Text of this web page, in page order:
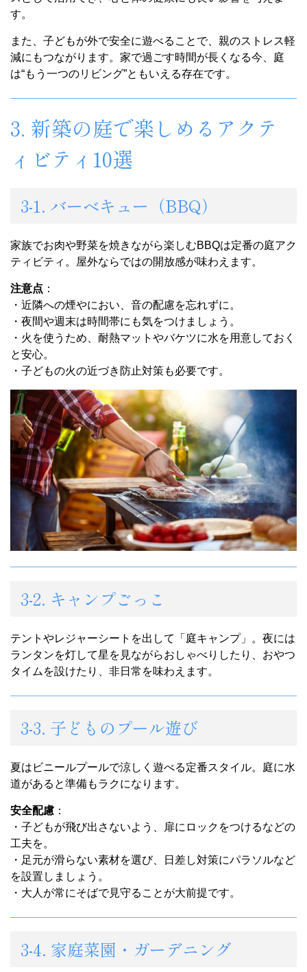
す。
また、子どもが外で安全に遊べることで、親のストレス軽
減にもつながります。家で過ごす時間が長くなる今、庭
は“もう一つのリビング”ともいえる存在です。
3. 新築の庭で楽しめるアクテ
ィビティ10選
3-1. バーベキュー（BBQ）
家族でお肉や野菜を焼きながら楽しむBBQは定番の庭アク
ティビティ。屋外ならではの開放感が味わえます。
注意点 ：
・近隣への煙やにおい、音の配慮を忘れずに。
・夜間や週末は時間帯にも気をつけましょう。
・火を使うため、耐熱マットやバケツに水を用意しておく
と安心。
・子どもの火の近づき防止対策も必要です。
3-2. キャンプごっこ
テントやレジャーシートを出して「庭キャンプ」。夜には
ランタンを灯して星を見ながらおしゃべりしたり、おやつ
タイムを設けたり、非日常を味わえます。
3-3. 子どものプール遊び
夏はビニールプールで涼しく遊べる定番スタイル。庭に水
道があると準備もラクになります。
安全配慮 ：
・子どもが飛び出さないよう、扉にロックをつけるなどの
工夫を。
・足元が滑らない素材を選び、日差し対策にパラソルなど
を設置しましょう。
・大人が常にそばで見守ることが大前提です。
3-4. 家庭菜園・ガーデニング